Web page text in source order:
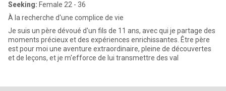
Seeking: Female 22 - 36
À la recherche d'une complice de vie
Je suis un père dévoué d'un fils de 11 ans, avec qui je partage des
moments précieux et des expériences enrichissantes. Être père
est pour moi une aventure extraordinaire, pleine de découvertes
et de leçons, et je m'efforce de lui transmettre des val